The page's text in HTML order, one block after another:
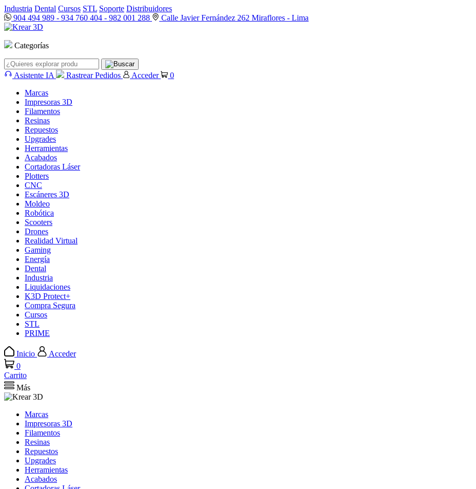
Industria Dental Cursos STL Soporte Distribuidores
904 494 989 - 934 760 404 - 982 001 288 Calle Javier Fernández 262 Miraflores - Lima
Categorías
Asistente IA Rastrear Pedidos Acceder
0
Marcas
Impresoras 3D
Filamentos
Resinas
Repuestos
Upgrades
Herramientas
Acabados
Cortadoras Láser
Plotters
CNC
Escáneres 3D
Moldeo
Robótica
Scooters
Drones
Realidad Virtual
Gaming
Energía
Dental
Industria
Liquidaciones
K3D Protect+
Compra Segura
Cursos
STL
PRIME
Inicio
Acceder
0
Carrito
Más
Marcas
Impresoras 3D
Filamentos
Resinas
Repuestos
Upgrades
Herramientas
Acabados